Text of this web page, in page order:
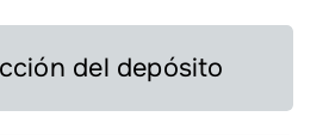
del depósito